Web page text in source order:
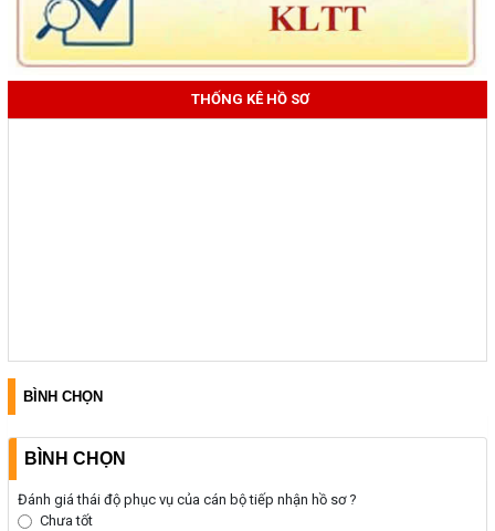
THỐNG KÊ HỒ SƠ
BÌNH CHỌN
BÌNH CHỌN
Đánh giá thái độ phục vụ của cán bộ tiếp nhận hồ sơ ?
Chưa tốt